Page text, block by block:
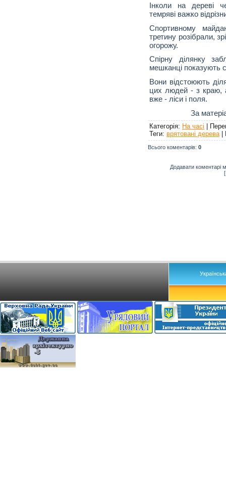
Інколи на дереві
темряві важко
Спортивному
третину розібрали,
огорожу.
Спірну ділянку
мешканці показують
Вони відстоюють
цих людей - з краю,
вже - ліси і поля.
За
Категорія: На часі |
Теги: врятовані дерева |
Всього коментарів: 0
Додавати коментарі